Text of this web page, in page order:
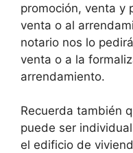
promoción, venta y
venta o al
notario nos lo
venta o a la
arrendamiento.
Recuerda también
puede ser
el edificio de